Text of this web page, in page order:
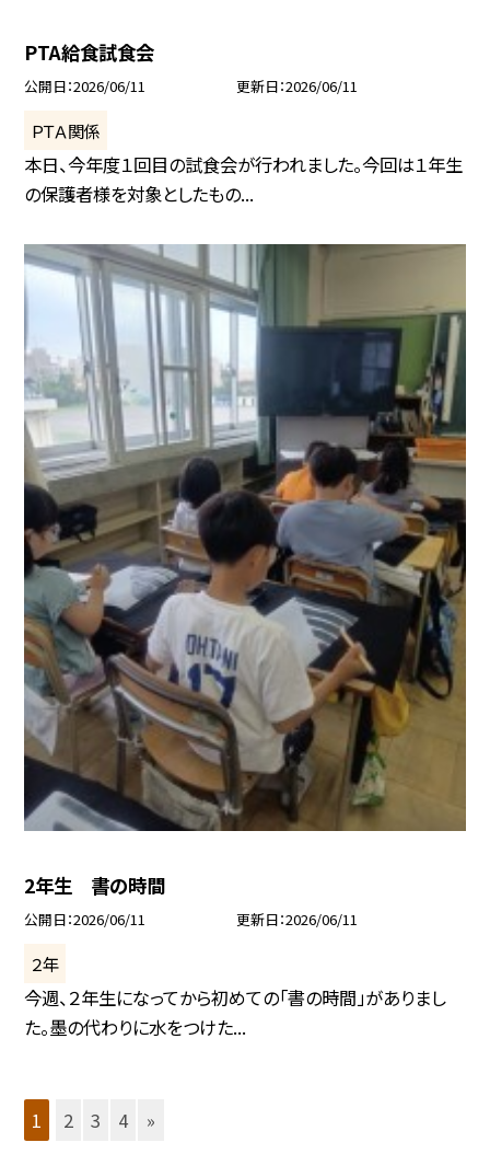
PTA給食試食会
公開日 2026/06/11 更新日 2026/06/11
ＰＴＡ関係
本日、今年度１回目の試食会が行われました。今回は１年生
の保護者様を対象としたもの...
2年生 書の時間
公開日 2026/06/11 更新日 2026/06/11
２年
今週、２年生になってから初めての「書の時間」がありまし
た。墨の代わりに水をつけた...
1 2 3 4 »